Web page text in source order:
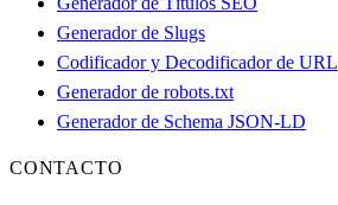
Generador de Slugs
Codificador y Decodificador de URL
Generador de robots.txt
Generador de Schema JSON-LD
CONTACTO